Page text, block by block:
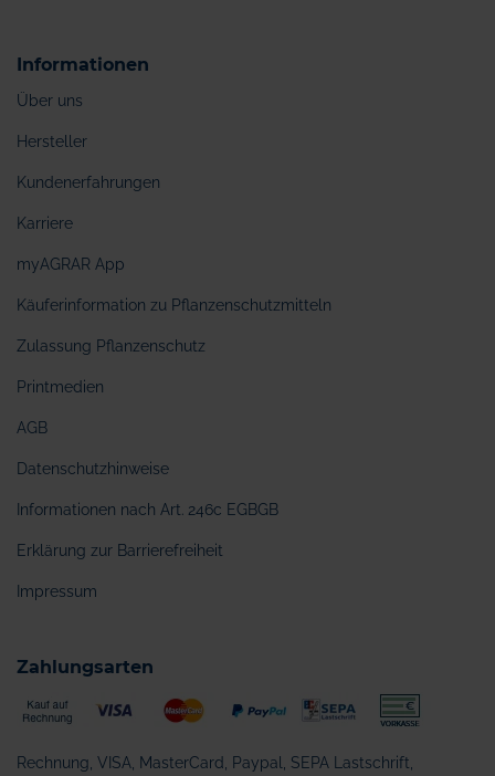
Informationen
Über uns
Hersteller
Kundenerfahrungen
Karriere
myAGRAR App
Käuferinformation zu Pflanzenschutzmitteln
Zulassung Pflanzenschutz
Printmedien
AGB
Datenschutzhinweise
Informationen nach Art. 246c EGBGB
Erklärung zur Barrierefreiheit
Impressum
Zahlungsarten
Rechnung, VISA, MasterCard, Paypal, SEPA Lastschrift,